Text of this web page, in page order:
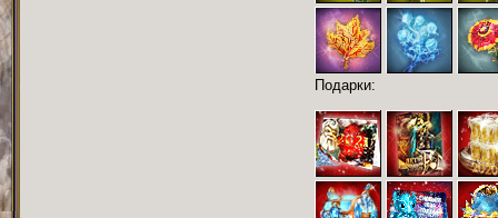
Подарки: